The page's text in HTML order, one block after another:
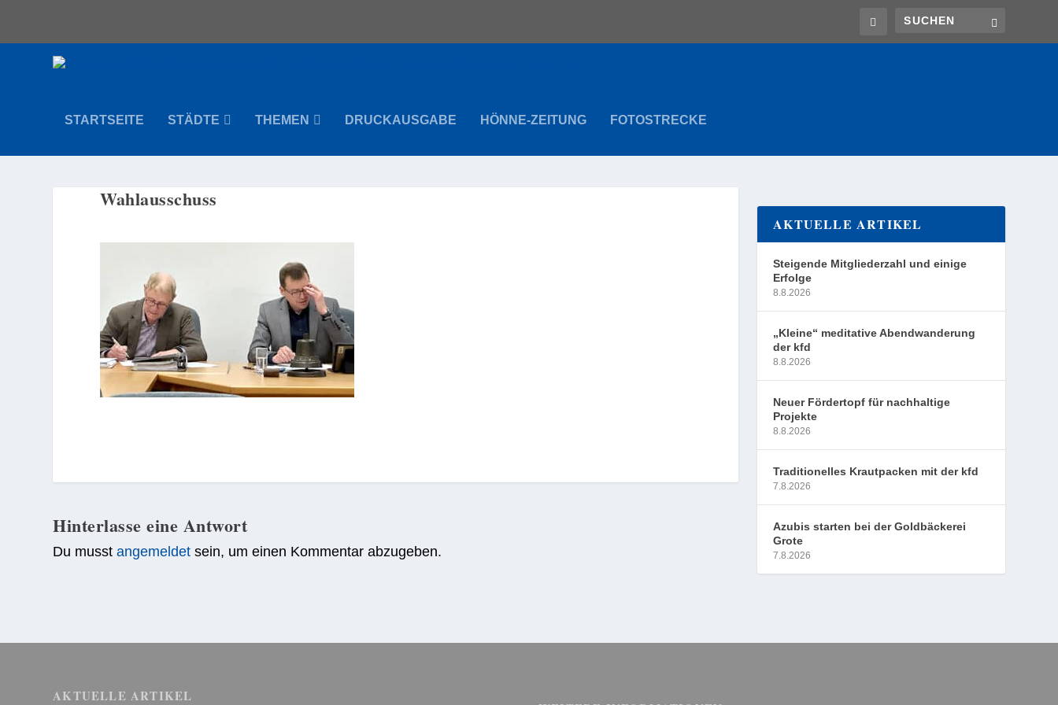
STARTSEITE STÄDTE THEMEN DRUCKAUSGABE HÖNNE-ZEITUNG FOTOSTRECKE
Wahlausschuss
Hinterlasse eine Antwort
Du musstangemeldet sein, um einen Kommentar abzugeben.
AKTUELLE ARTIKEL
Steigende Mitgliederzahl und einige
Erfolge
8.8.2026
„Kleine“ meditative Abendwanderung
der kfd
8.8.2026
Neuer Fördertopf für nachhaltige
Projekte
8.8.2026
Traditionelles Krautpacken mit der kfd
7.8.2026
Azubis starten bei der Goldbäckerei
Grote
7.8.2026
AKTUELLE ARTIKEL